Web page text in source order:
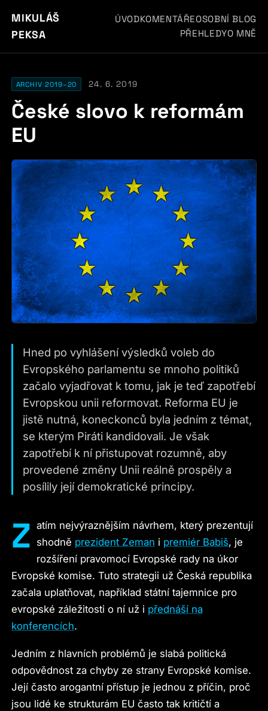
MIKULÁŠ
PEKSA
ÚVODKOMENTÁŘEOSOBNÍ BLOG
PŘEHLEDYO MNĚ
ARCHIV 2019–20 24. 6. 2019
České slovo k reformám
EU
Hned po vyhlášení výsledků voleb do
Evropského parlamentu se mnoho politiků
začalo vyjadřovat k tomu, jak je teď zapotřebí
Evropskou unii reformovat. Reforma EU je
jistě nutná, koneckonců byla jedním z témat,
se kterým Piráti kandidovali. Je však
zapotřebí k ní přistupovat rozumně, aby
provedené změny Unii reálně prospěly a
posílily její demokratické principy.
Z atím nejvýraznějším návrhem, který prezentují
shodně prezident Zeman i premiér Babiš, je
rozšíření pravomocí Evropské rady na úkor
Evropské komise. Tuto strategii už Česká republika
začala uplatňovat, například státní tajemnice pro
evropské záležitosti o ní už i přednáší na
konferencích.
Jedním z hlavních problémů je slabá politická
odpovědnost za chyby ze strany Evropské komise.
Její často arogantní přístup je jednou z příčin, proč
jsou lidé ke strukturám EU často tak kritičtí a